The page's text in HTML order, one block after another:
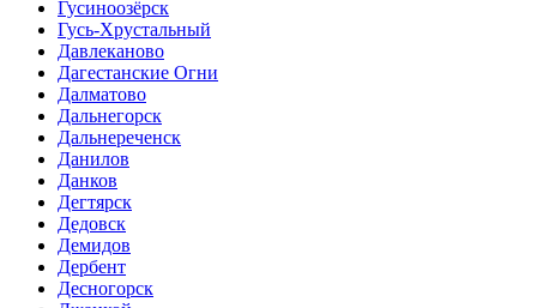
Гусиноозёрск
Гусь-Хрустальный
Давлеканово
Дагестанские Огни
Далматово
Дальнегорск
Дальнереченск
Данилов
Данков
Дегтярск
Дедовск
Демидов
Дербент
Десногорск